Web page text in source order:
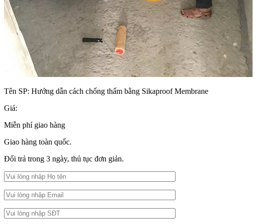
Tên SP: Hướng dẫn cách chống thấm bằng Sikaproof Membrane
Giá:
Miễn phí giao hàng
Giao hàng toàn quốc.
Đổi trả trong 3 ngày, thủ tục đơn giản.